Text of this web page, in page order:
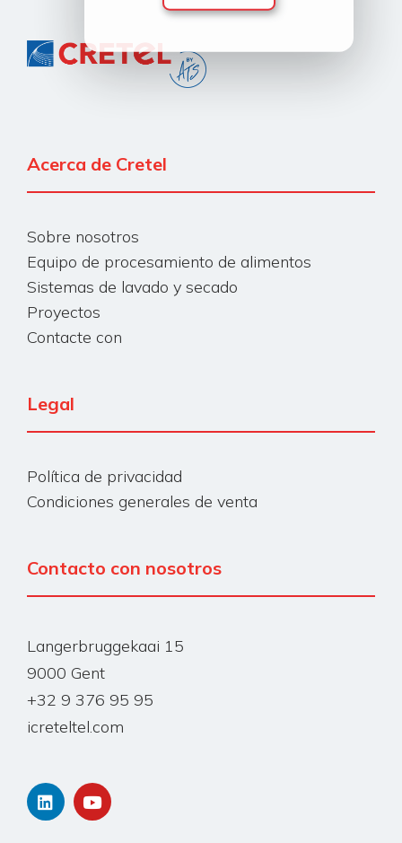
Acerca de Cretel
Sobre nosotros
Equipo de procesamiento de alimentos
Sistemas de lavado y secado
Proyectos
Contacte con
Legal
Política de privacidad
Condiciones generales de venta
Contacto con nosotros
Langerbruggekaai 15
9000 Gent
+32 9 376 95 95
icreteltel.com